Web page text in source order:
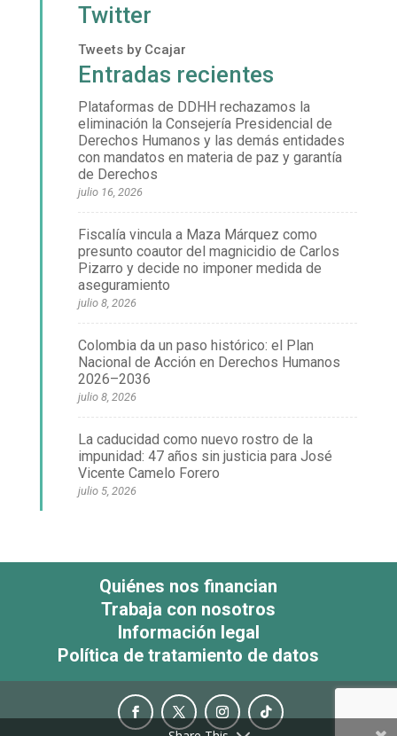
Twitter
Tweets by Ccajar
Entradas recientes
Plataformas de DDHH rechazamos la
eliminación la Consejería Presidencial de
Derechos Humanos y las demás entidades
con mandatos en materia de paz y garantía
de Derechos
julio 16, 2026
Fiscalía vincula a Maza Márquez como
presunto coautor del magnicidio de Carlos
Pizarro y decide no imponer medida de
aseguramiento
julio 8, 2026
Colombia da un paso histórico: el Plan
Nacional de Acción en Derechos Humanos
2026–2036
julio 8, 2026
La caducidad como nuevo rostro de la
impunidad: 47 años sin justicia para José
Vicente Camelo Forero
julio 5, 2026
Quiénes nos financian
Trabaja con nosotros
Información legal
Política de tratamiento de datos